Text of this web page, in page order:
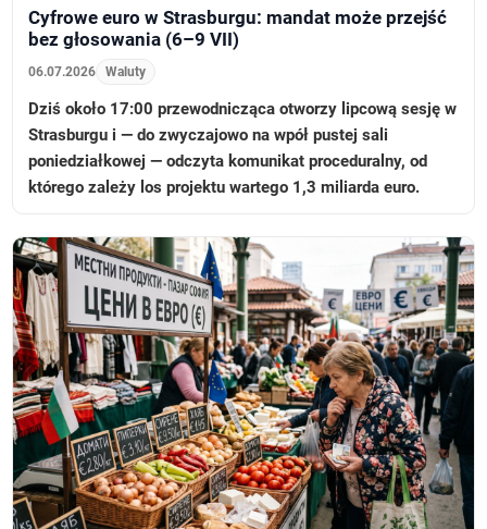
Cyfrowe euro w Strasburgu: mandat może przejść
bez głosowania (6–9 VII)
06.07.2026 Waluty
Dziś około 17:00 przewodnicząca otworzy lipcową sesję w
Strasburgu i — do zwyczajowo na wpół pustej sali
poniedziałkowej — odczyta komunikat proceduralny, od
którego zależy los projektu wartego 1,3 miliarda euro.